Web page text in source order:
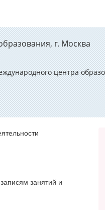
г. Москва
центра
записям занятий и